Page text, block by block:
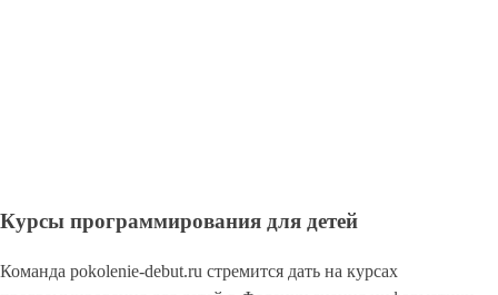
Курсы программирования для детей
Команда pokolenie-debut.ru стремится дать на курсах